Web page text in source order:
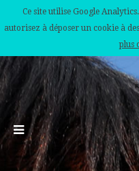
Ce site utilise Google
autorisez à déposer un cookie à
plus